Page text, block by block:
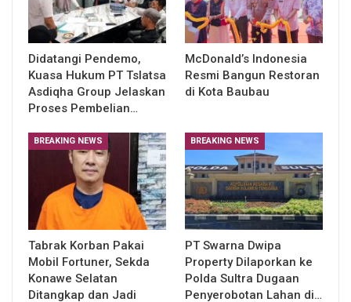
Didatangi Pendemo,
Kuasa Hukum PT Tslatsa
Asdiqha Group Jelaskan
Proses Pembelian…
McDonald’s Indonesia
Resmi Bangun Restoran
di Kota Baubau
BREAKING NEWS
Tabrak Korban Pakai
Mobil Fortuner, Sekda
Konawe Selatan
Ditangkap dan Jadi
BREAKING NEWS
PT Swarna Dwipa
Property Dilaporkan ke
Polda Sultra Dugaan
Penyerobotan Lahan di…